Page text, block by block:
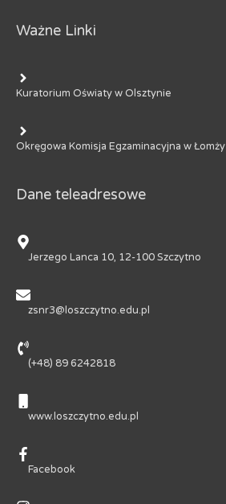
Ważne Linki
Kuratorium Oświaty w Olsztynie
Okręgowa Komisja Egzaminacyjna w Łomży
Dane teleadresowe
Jerzego Lanca 10, 12-100 Szczytno
zsnr3@loszczytno.edu.pl
(+48) 89 6242818
www.loszczytno.edu.pl
Facebook